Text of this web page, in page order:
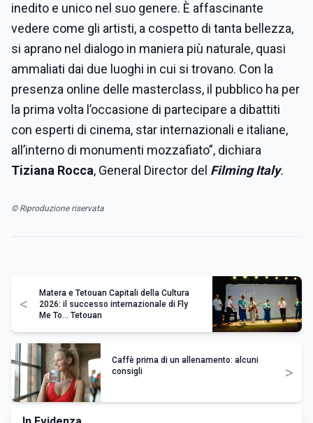
inedito e unico nel suo genere. È affascinante
vedere come gli artisti, a cospetto di tanta bellezza,
si aprano nel dialogo in maniera più naturale, quasi
ammaliati dai due luoghi in cui si trovano. Con la
presenza online delle masterclass, il pubblico ha per
la prima volta l’occasione di partecipare a dibattiti
con esperti di cinema, star internazionali e italiane,
all’interno di monumenti mozzafiato”, dichiara
Tiziana Rocca, General Director del Filming Italy.
© Riproduzione riservata
<
Matera e Tetouan Capitali della Cultura
2026: il successo internazionale di Fly
Me To... Tetouan
Caffè prima di un allenamento: alcuni
consigli
>